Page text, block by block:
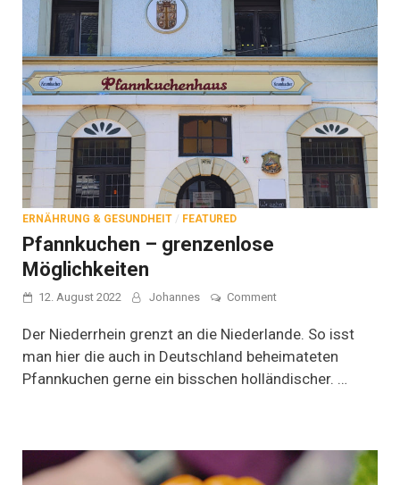
ERNÄHRUNG & GESUNDHEIT / FEATURED
Pfannkuchen – grenzenlose
Möglichkeiten
12. August 2022 Johannes Commenton
grenzenlose
Möglichkeiten
Der Niederrhein grenzt an die Niederlande. So isst
man hier die auch in Deutschland beheimateten
Pfannkuchen gerne ein bisschen holländischer. …